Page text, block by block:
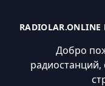
Добро